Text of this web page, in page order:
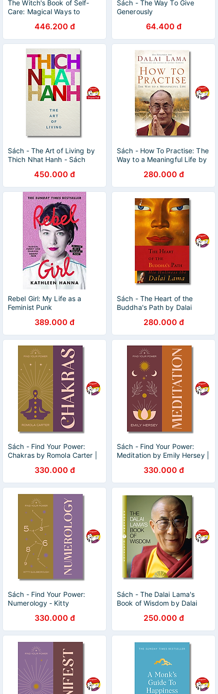
The Witch's Book of Self-
Care: Magical Ways to
for Your Body and Spirit
446.200 đ
Sách - The Way To Give
Generously
64.400 đ
Sách - The Art of Living by
Thich Nhat Hanh - Sách
Spirituality450.000 đ
Sách - How To Practise: The
Way to a Meaningful Life by
Religion / Ngoại văn
280.000 đ
Rebel Girl: My Life as a
Feminist Punk
389.000 đ
Sách - The Heart of the
Buddha's Path by Dalai
Religion / Ngoại văn / Tôn
giáo
280.000 đ
Sách - Find Your Power:
Chakras by Romola Carter |
khẩu / Bìa cứng
330.000 đ
Sách - Find Your Power:
Meditation by Emily Hersey |
khẩu / Bìa cứng
330.000 đ
Sách - Find Your Power:
Numerology - Kitty
Ngoại văn Nhập khẩu / Bìa
cứng
330.000 đ
Sách - The Dalai Lama's
Book of Wisdom by Dalai
Ngoại văn / Khổ nhỏ bỏ túi
250.000 đ